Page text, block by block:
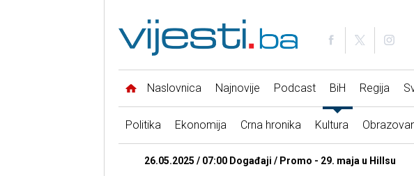
Naslovnica Najnovije Podcast BiH Regija
Politika Ekonomija Crna hronika Kultura
26.05.2025 / 07:00 Događaji / Promo - 29. maja u Hillsu